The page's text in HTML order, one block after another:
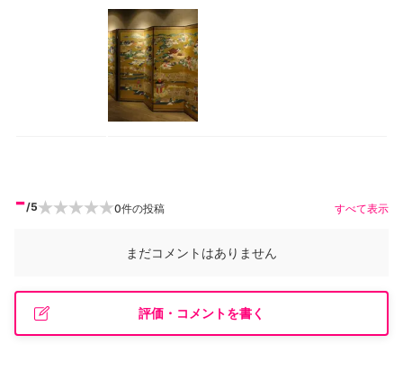
-/5 0件の投稿 すべて表示
まだコメントはありません
評価・コメントを書く